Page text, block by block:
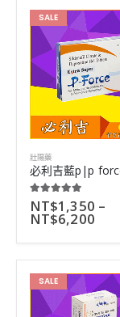
SALE
壯陽藥
5.00 out of 5
NT$1,350 –
NT$6,200
SALE